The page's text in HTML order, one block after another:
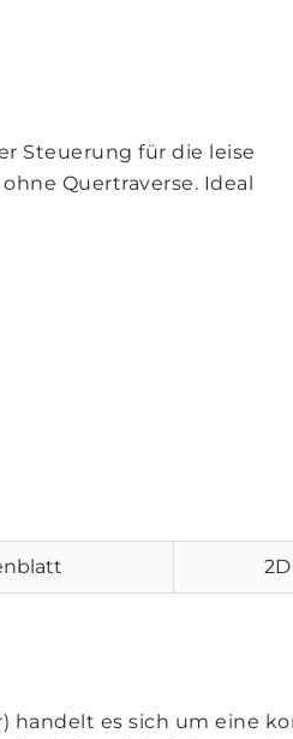
Steuerung für die leise
Quertraverse. Ideal
handelt es sich um eine